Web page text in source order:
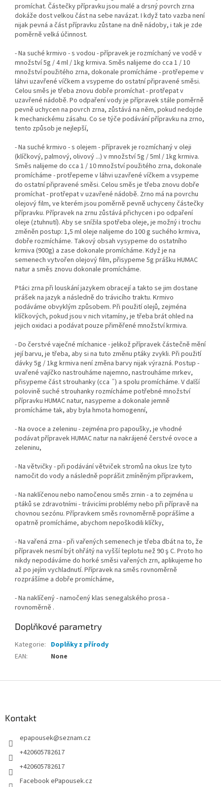
promíchat. Částečky přípravku jsou malé a drsný povrch zrna
dokáže dost velkou část na sebe navázat. I když tato vazba není
nijak pevná a část přípravku zůstane na dně nádoby, i tak je zde
poměrně velká účinnost.
- Na suché krmivo - s vodou - přípravek je rozmíchaný ve vodě v
množství 5g / 4 ml / 1kg krmiva. Směs nalijeme do cca 1 / 10
množství použitého zrna, dokonale promícháme - protřepeme v
láhvi uzavřené víčkem a vsypeme do ostatní připravené směsi.
Celou směs je třeba znovu dobře promíchat - protřepat v
uzavřené nádobě. Po odpaření vody je přípravek stále poměrně
pevně uchycen na povrch zrna, zůstává na něm, pokud nedojde
k mechanickému zásahu. Co se týče podávání přípravku na zrno,
tento způsob je nejlepší,
- Na suché krmivo - s olejem - přípravek je rozmíchaný v oleji
(klíčkový, palmový, olivový ...) v množství 5g / 5ml / 1kg krmiva.
Směs nalijeme do cca 1 / 10 množství použitého zrna, dokonale
promícháme - protřepeme v láhvi uzavřené víčkem a vsypeme
do ostatní připravené směsi. Celou směs je třeba znovu dobře
promíchat - protřepat v uzavřené nádobě. Zrno má na povrchu
olejový film, ve kterém jsou poměrně pevně uchyceny částečky
přípravku. Přípravek na zrnu zůstává přichycen i po odpaření
oleje (ztuhnutí). Aby se snížila spotřeba oleje, je možný i trochu
změněn postup: 1,5 ml oleje nalijeme do 100 g suchého krmiva,
dobře rozmícháme. Takový obsah vysypeme do ostatního
krmiva (900g) a zase dokonale promícháme. Když je na
semenech vytvořen olejový film, přisypeme 5g prášku HUMAC
natur a směs znovu dokonale promícháme.
Ptáci zrna při louskání jazykem obracejí a takto se jim dostane
prášek na jazyk a následně do trávicího traktu. Krmivo
podáváme obvyklým způsobem. Při použití olejů, zejména
klíčkových, pokud jsou v nich vitamíny, je třeba brát ohled na
jejich oxidaci a podávat pouze přiměřené množství krmiva.
- Do čerstvé vaječné míchanice - jelikož přípravek částečně mění
její barvu, je třeba, aby si na tuto změnu ptáky zvykli. Při použití
dávky 5g / 1kg krmiva není změna barvy nijak výrazná. Postup -
uvařené vajíčko nastrouháme najemno, nastrouháme mrkev,
přisypeme část strouhanky (cca ˝) a spolu promícháme. V další
polovině suché strouhanky rozmícháme potřebné množství
přípravku HUMAC natur, nasypeme a dokonale jemně
promícháme tak, aby byla hmota homogenní,
- Na ovoce a zeleninu - zejména pro papoušky, je vhodné
podávat přípravek HUMAC natur na nakrájené čerstvé ovoce a
zeleninu,
- Na větvičky - při podávání větviček stromů na okus lze tyto
namočit do vody a následně poprášit zmíněným přípravkem,
- Na naklíčenou nebo namočenou směs zrnin - a to zejména u
ptáků se zdravotními - trávicími problémy nebo při přípravě na
chovnou sezónu. Přípravkem směs rovnoměrně poprášíme a
opatrně promícháme, abychom nepoškodili klíčky,
- Na vařená zrna - při vařených semenech je třeba dbát na to, že
přípravek nesmí být ohřátý na vyšší teplotu než 90 ş C. Proto ho
nikdy nepodáváme do horké směsi vařených zrn, aplikujeme ho
až po jejím vychladnutí. Přípravek na směs rovnoměrně
rozprášíme a dobře promícháme,
- Na naklíčený - namočený klas senegalského prosa -
rovnoměrně .
Doplňkové parametry
Kategorie: Doplňky z přírody
EAN: None
Kontakt
epapousek@seznam.cz
+420605782617
+420605782617
Facebook ePapousek.cz